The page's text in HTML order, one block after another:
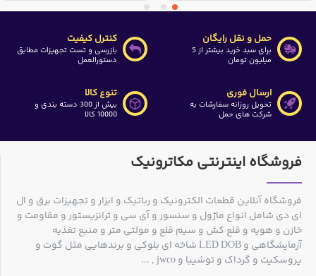
حمل و نقل رایگان
برای سبد خرید بیشتر از 5
میلیون تومان
کنترل کیفیت
بازرسی و تست تجهیزات مطابق
دستورالعمل
ارسال فوری
تحویل روزانه سفارشات به
شرکت های حمل
تنوع کالا
بیش از 300 دسته بندی و
10000 کالا
فروشگاه اینترنتی مکاترونیک
فروشگاه آنلاین قطعات الکترونیک و رباتیک و ابزار و تجهیزات برق و ال
ای دی شامل انواع ماژول و سنسور و آی سی و ترانزیستور و مقاومت و
خازن و هویه و قلع کش و سیم قلع و مولتی متر و منبع تغذیه
آزمایشگاهی و LED DOB شاخه ای بلوکی و برندهایی مثل گوت و
پروسکیت و گرداک و توشیبا و jwco , ...